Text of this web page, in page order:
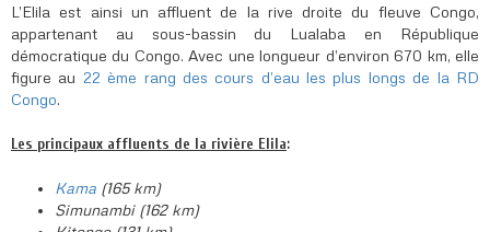
L’Elila est ainsi un affluent de la rive droite du fleuve Congo,
appartenant au sous-bassin du Lualaba en République
démocratique du Congo. Avec une longueur d’environ 670 km, elle
figure au 22 ème rang des cours d’eau les plus longs de la RD
Congo.
Les principaux affluents de la rivière Elila:
Kama (165 km)
Simunambi (162 km)